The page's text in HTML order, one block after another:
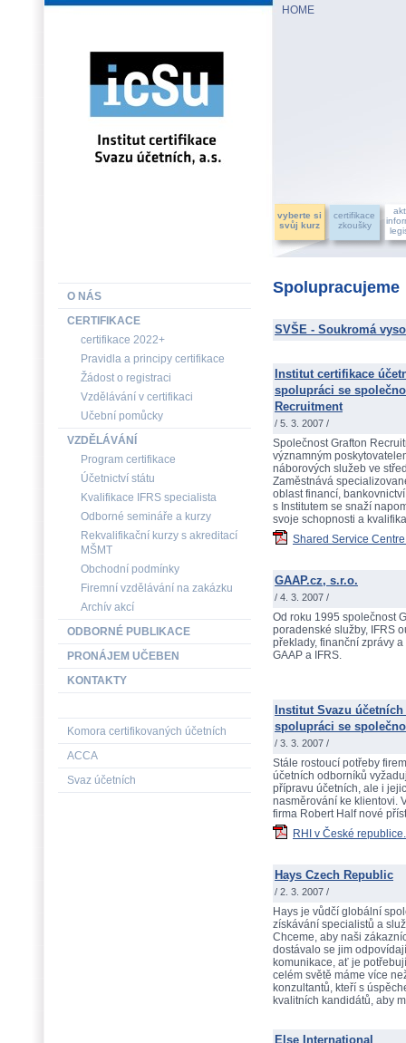
HOME
vyberte si
svůj kurz
certifikace
zkoušky
Spolupracujeme
SVŠE - Soukromá
Institut certifikace
spolupráci se
Recruitment
/ 5. 3. 2007 /
Společnost Grafton
významným
náborových služeb ve
Zaměstnává
oblast financí,
s Institutem se snaží
svoje schopnosti a
Shared Service
GAAP.cz, s.r.o.
/ 4. 3. 2007 /
Od roku 1995 společnost
poradenské služby, IFRS
překlady, finanční zprávy
GAAP a IFRS.
Institut Svazu
spolupráci se
/ 3. 3. 2007 /
Stále rostoucí potřeby
účetních odborníků
přípravu účetních, ale i
nasměrování ke klientovi.
firma Robert Half nové
RHI v České
Hays Czech Republic
/ 2. 3. 2007 /
Hays je vůdčí globální
získávání specialistů a
Chceme, aby naši
dostávalo se jim
komunikace, ať je
celém světě máme více
konzultantů, kteří s
kvalitních kandidátů, aby
Else International
O NÁS
CERTIFIKACE
certifikace 2022+
Pravidla a principy certifikace
Žádost o registraci
Vzdělávání v certifikaci
Učební pomůcky
VZDĚLÁVÁNÍ
Program certifikace
Účetnictví státu
Kvalifikace IFRS specialista
Odborné semináře a kurzy
Rekvalifikační kurzy s akreditací
MŠMT
Obchodní podmínky
Firemní vzdělávání na zakázku
Archív akcí
ODBORNÉ PUBLIKACE
PRONÁJEM UČEBEN
KONTAKTY
Komora certifikovaných účetních
ACCA
Svaz účetních